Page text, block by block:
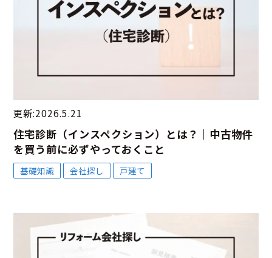
更新:2026.5.21
住宅診断（インスペクション）とは？｜中古物件
を買う前に必ずやっておくこと
基礎知識 会社探し 戸建て